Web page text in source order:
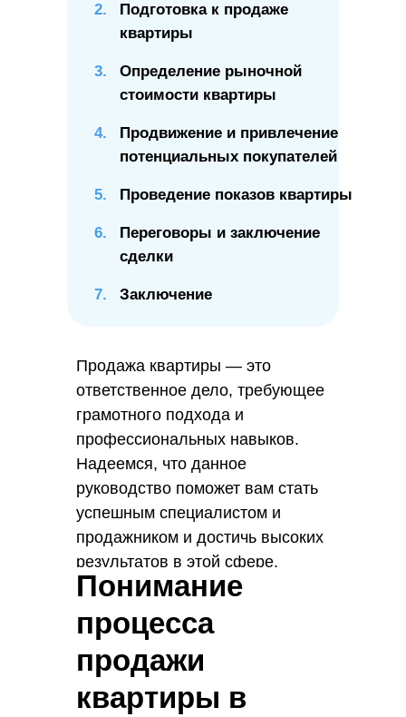
2.
Подготовка к продаже
квартиры
3.
Определение рыночной
стоимости квартиры
4.
Продвижение и привлечение
потенциальных покупателей
6.
Переговоры и заключение
сделки
7. Заключение
5. Проведение показов квартиры
Продажа квартиры — это
ответственное дело, требующее
грамотного подхода и
профессиональных навыков.
Надеемся, что данное
руководство поможет вам стать
успешным специалистом и
продажником и достичь высоких
результатов в этой сфере.
Понимание
процесса
продажи
квартиры в